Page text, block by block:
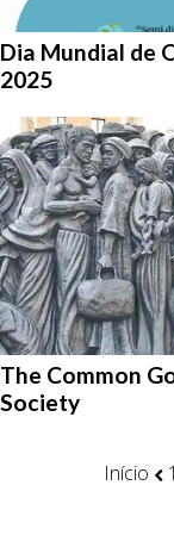
Dia Mundial de
2025
The Common
Society
Início 1